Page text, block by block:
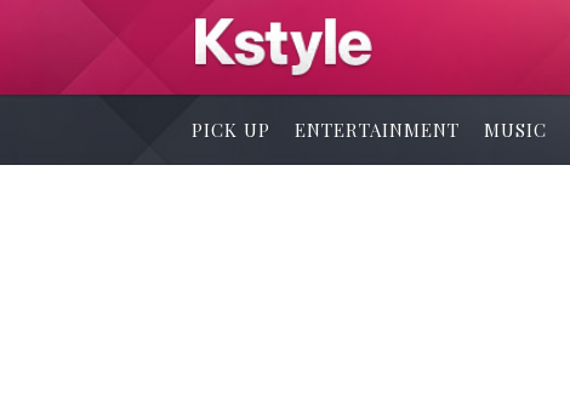
PICK UP ENTERTAINMENT MUSIC